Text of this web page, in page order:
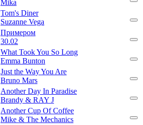
Mika
Tom's Diner
Suzanne Vega
Примером
30.02
What Took You So Long
Emma Bunton
Just the Way You Are
Bruno Mars
Another Day In Paradise
Brandy & RAY J
Another Cup Of Coffee
Mike & The Mechanics